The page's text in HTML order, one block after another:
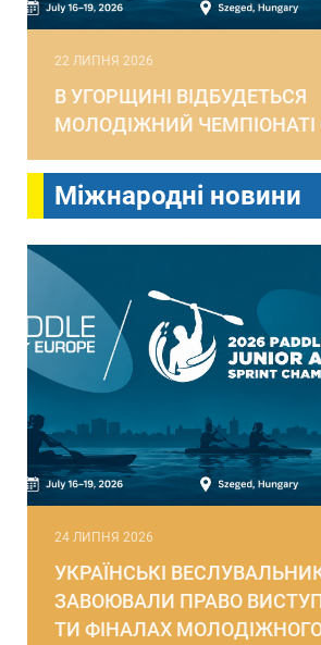
22 ЛИПНЯ 2026
В УГОРЩИНІ ВІДБУДЕТЬСЯ
МОЛОДІЖНИЙ
Міжнародні новини
24 ЛИПНЯ 2026
УКРАЇНСЬКІ
ЗАВОЮВАЛИ ПРАВО
ТИ ФІНАЛАХ